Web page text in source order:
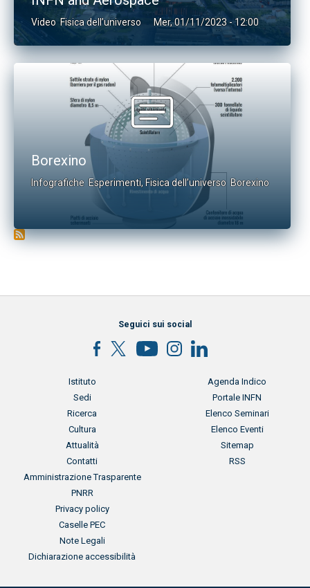
Video Fisica dell’universo Mer, 01/11/2023 - 12:00
Borexino
Infografiche Esperimenti, Fisica dell’universo Borexino
Seguici sui social
Menu footer
Istituto
Sedi
Ricerca
Cultura
Attualità
Contatti
Menu footer 2
Agenda Indico
Portale INFN
Elenco Seminari
Elenco Eventi
Sitemap
RSS
Menu footer 3
Amministrazione Trasparente
PNRR
Privacy policy
Caselle PEC
Note Legali
Dichiarazione accessibilità